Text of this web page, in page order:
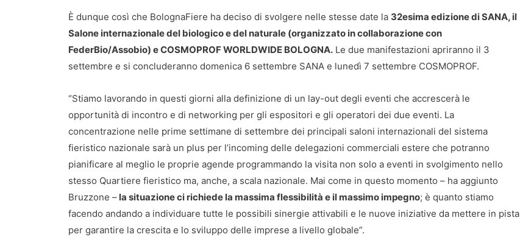
È dunque così che BolognaFiere ha deciso di svolgere nelle stesse date la 32esima edizione di SANA, il
Salone internazionale del biologico e del naturale (organizzato in collaborazione con
FederBio/Assobio) e COSMOPROF WORLDWIDE BOLOGNA. Le due manifestazioni apriranno il 3
settembre e si concluderanno domenica 6 settembre SANA e lunedì 7 settembre COSMOPROF.
“Stiamo lavorando in questi giorni alla definizione di un lay-out degli eventi che accrescerà le
opportunità di incontro e di networking per gli espositori e gli operatori dei due eventi. La
concentrazione nelle prime settimane di settembre dei principali saloni internazionali del sistema
fieristico nazionale sarà un plus per l’incoming delle delegazioni commerciali estere che potranno
pianificare al meglio le proprie agende programmando la visita non solo a eventi in svolgimento nello
stesso Quartiere fieristico ma, anche, a scala nazionale. Mai come in questo momento – ha aggiunto
Bruzzone – la situazione ci richiede la massima flessibilità e il massimo impegno; è quanto stiamo
facendo andando a individuare tutte le possibili sinergie attivabili e le nuove iniziative da mettere in pista
per garantire la crescita e lo sviluppo delle imprese a livello globale”.